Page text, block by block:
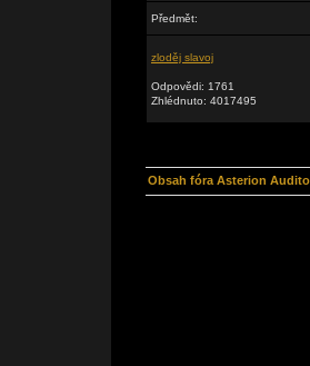
Předmět:
zloděj slavoj
Odpovědi: 1761
Zhlédnuto: 4017495
Obsah fóra Asterion